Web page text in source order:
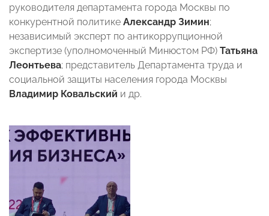
руководителя департамента города Москвы по
конкурентной политике Александр Зимин;
независимый эксперт по антикоррупционной
экспертизе (уполномоченный Минюстом РФ) Татьяна
Леонтьева; представитель Департамента труда и
социальной защиты населения города Москвы
Владимир Ковальский и др.